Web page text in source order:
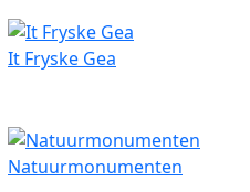
It Fryske Gea
Natuurmonumenten